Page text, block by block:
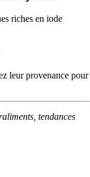
riches en iode
leur provenance pour
tendances